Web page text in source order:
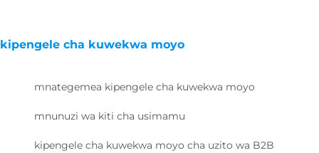
kipengele cha kuwekwa moyo
mnategemea kipengele cha kuwekwa moyo
mnunuzi wa kiti cha usimamu
kipengele cha kuwekwa moyo cha uzito wa B2B